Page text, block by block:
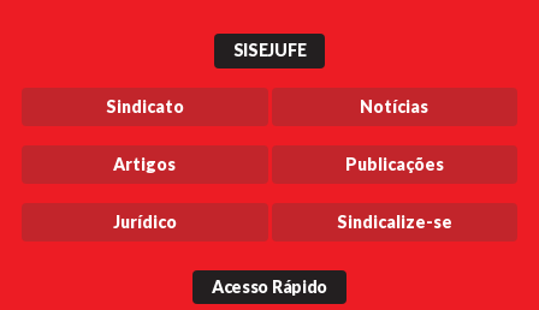
SISEJUFE
Sindicato Notícias
Artigos Publicações
Jurídico Sindicalize-se
Acesso Rápido